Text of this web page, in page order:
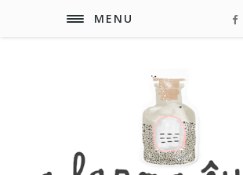
MENU